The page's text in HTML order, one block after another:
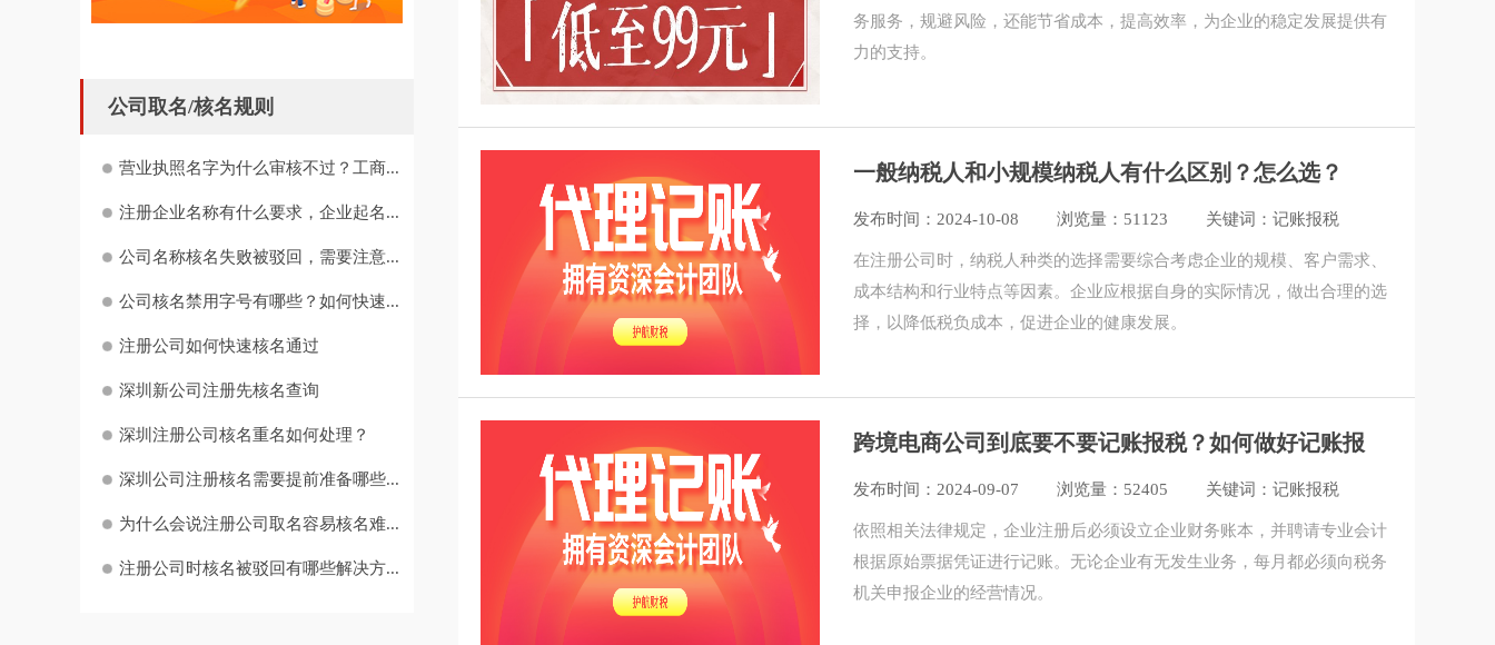
公司取名/核名规则
营业执照名字为什么审核不过？工商...
注册企业名称有什么要求，企业起名...
公司名称核名失败被驳回，需要注意...
公司核名禁用字号有哪些？如何快速...
注册公司如何快速核名通过
深圳新公司注册先核名查询
深圳注册公司核名重名如何处理？
深圳公司注册核名需要提前准备哪些...
为什么会说注册公司取名容易核名难...
注册公司时核名被驳回有哪些解决方...
务服务，规避风险，还能节省成本，提高效率，为企业的稳定发展提供有
力的支持。
一般纳税人和小规模纳税人有什么区别？怎么选？
发布时间：2024-10-08 浏览量：51123 关键词：记账报税
在注册公司时，纳税人种类的选择需要综合考虑企业的规模、客户需求、
成本结构和行业特点等因素。企业应根据自身的实际情况，做出合理的选
择，以降低税负成本，促进企业的健康发展。
跨境电商公司到底要不要记账报税？如何做好记账报
税？
发布时间：2024-09-07 浏览量：52405 关键词：记账报税
依照相关法律规定，企业注册​后必须设立企业财务账本，并聘请专业会计
根据原始票据凭证进行记账。无论企业有无发生业务，每月都必须向税务
机关申报企业的经营情况。